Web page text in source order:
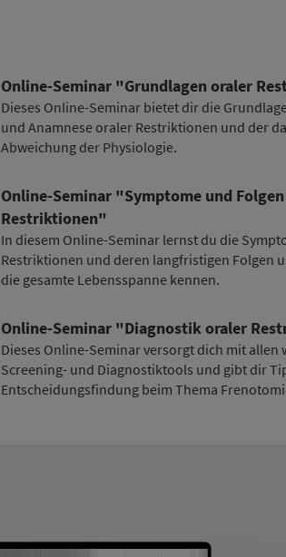
Online-Seminar "Grundlagen oraler
Dieses Online-Seminar bietet dir die
und Anamnese oraler Restriktionen und der
Abweichung der Physiologie.
Online-Seminar "Symptome und
Restriktionen"
In diesem Online-Seminar lernst du die
Restriktionen und deren langfristigen Folgen
die gesamte Lebensspanne kennen.
Online-Seminar "Diagnostik oraler
Dieses Online-Seminar versorgt dich mit allen
Screening- und Diagnostiktools und gibt dir
Entscheidungsfindung beim Thema